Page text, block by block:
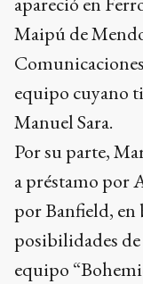
Maipú de
equipo cuyano
Manuel Sara.
Por su parte,
a préstamo por
por Banfield, en
posibilidades
equipo